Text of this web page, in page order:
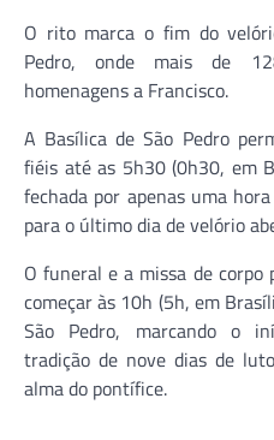
O rito marca o fim do
Pedro, onde mais de
homenagens a Francisco.
A Basílica de São Pedro
fiéis até as 5h30 (0h30, em
fechada por apenas uma
para o último dia de velório
O funeral e a missa de
começar às 10h (5h, em
São Pedro, marcando o
tradição de nove dias de
alma do pontífice.